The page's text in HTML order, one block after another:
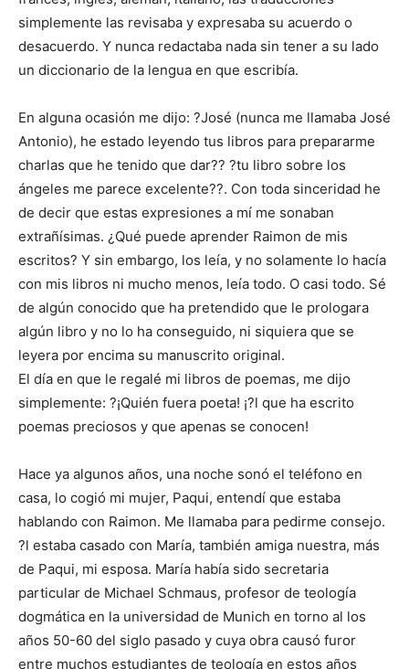
simplemente las revisaba y expresaba su acuerdo o
desacuerdo. Y nunca redactaba nada sin tener a su lado
un diccionario de la lengua en que escribía.
En alguna ocasión me dijo: ?José (nunca me llamaba José
Antonio), he estado leyendo tus libros para prepararme
charlas que he tenido que dar?? ?tu libro sobre los
ángeles me parece excelente??. Con toda sinceridad he
de decir que estas expresiones a mí me sonaban
extrañísimas. ¿Qué puede aprender Raimon de mis
escritos? Y sin embargo, los leía, y no solamente lo hacía
con mis libros ni mucho menos, leía todo. O casi todo. Sé
de algún conocido que ha pretendido que le prologara
algún libro y no lo ha conseguido, ni siquiera que se
leyera por encima su manuscrito original.
El día en que le regalé mi libros de poemas, me dijo
simplemente: ?¡Quién fuera poeta! ¡?l que ha escrito
poemas preciosos y que apenas se conocen!
Hace ya algunos años, una noche sonó el teléfono en
casa, lo cogió mi mujer, Paqui, entendí que estaba
hablando con Raimon. Me llamaba para pedirme consejo.
?l estaba casado con María, también amiga nuestra, más
de Paqui, mi esposa. María había sido secretaria
particular de Michael Schmaus, profesor de teología
dogmática en la universidad de Munich en torno al los
años 50-60 del siglo pasado y cuya obra causó furor
entre muchos estudiantes de teología en estos años